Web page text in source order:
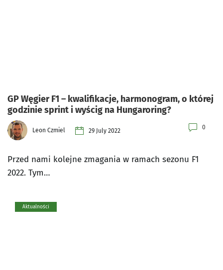
GP Węgier F1 – kwalifikacje, harmonogram, o której
godzinie sprint i wyścig na Hungaroring?
Leon Czmiel 29 July 2022 0
Przed nami kolejne zmagania w ramach sezonu F1
2022. Tym…
Aktualności